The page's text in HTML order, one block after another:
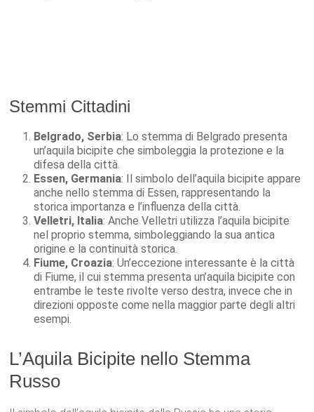
Stemmi Cittadini
Belgrado, Serbia: Lo stemma di Belgrado presenta
un’aquila bicipite che simboleggia la protezione e la
difesa della città.
Essen, Germania: Il simbolo dell’aquila bicipite appare
anche nello stemma di Essen, rappresentando la
storica importanza e l’influenza della città.
Velletri, Italia: Anche Velletri utilizza l’aquila bicipite
nel proprio stemma, simboleggiando la sua antica
origine e la continuità storica.
Fiume, Croazia: Un’eccezione interessante è la città
di Fiume, il cui stemma presenta un’aquila bicipite con
entrambe le teste rivolte verso destra, invece che in
direzioni opposte come nella maggior parte degli altri
esempi.
L’Aquila Bicipite nello Stemma
Russo